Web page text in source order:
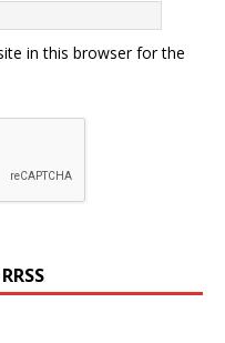
in this browser for the